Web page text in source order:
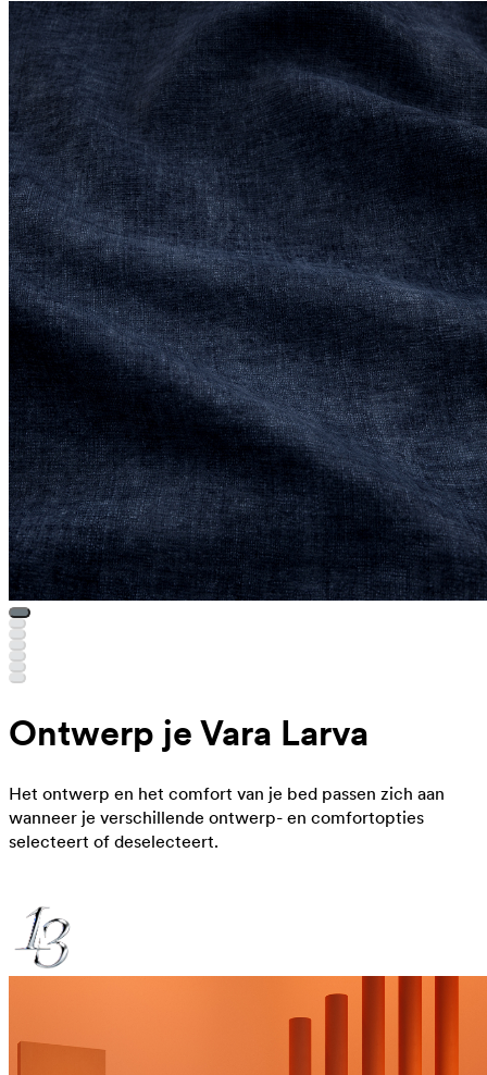
Ontwerp je Vara Larva
Het ontwerp en het comfort van je bed passen zich aan
wanneer je verschillende ontwerp- en comfortopties
selecteert of deselecteert.